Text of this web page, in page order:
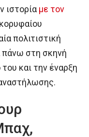
ιστορία με τον
πολιτιστική
στη σκηνή
και την έναρξη